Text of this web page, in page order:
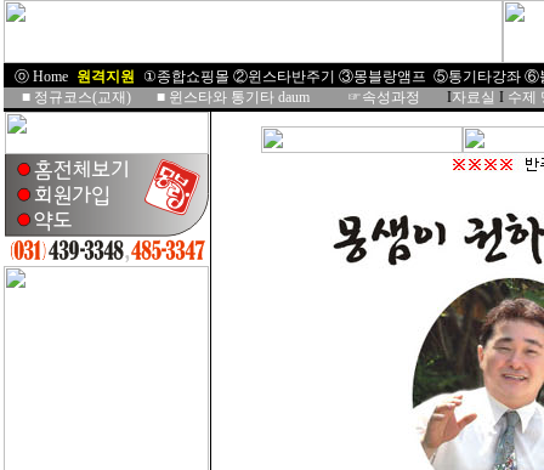
ⓞ Home 원격지원 ①종합쇼핑몰 ②윈스타반주기 ③몽블랑앰프 ⑤통기타강좌 ⑥
■ 정규코스(교재) ■ 윈스타와 통기타 daum ☞속성과정 I자료실 I 수제